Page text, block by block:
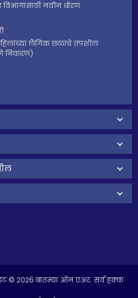
विभागासाठी नवीन धोरण
लैंगिक छळाचे तपशील
निवारण)
© 2026 बातम्या ऑन एअर. सर्व हक्क